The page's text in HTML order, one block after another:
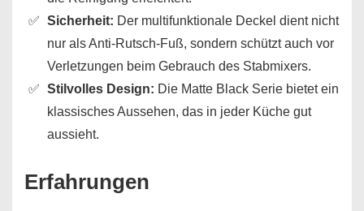
Sicherheit: Der multifunktionale Deckel dient nicht
nur als Anti-Rutsch-Fuß, sondern schützt auch vor
Verletzungen beim Gebrauch des Stabmixers.
Stilvolles Design: Die Matte Black Serie bietet ein
klassisches Aussehen, das in jeder Küche gut
aussieht.
Erfahrungen